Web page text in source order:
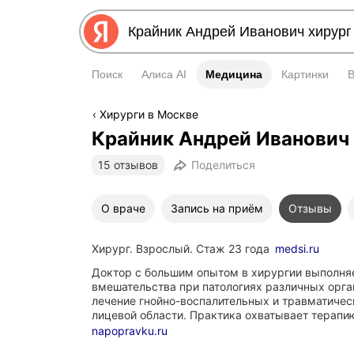
Поиск Алиса AI Медицина
Медицина Картинки
Хирурги в Москве
Крайник Андрей Иванович
15 отзывов Поделиться
О враче Запись на приём Отзывы
Хирург. Взрослый. Стаж 23 года medsi.ru
Доктор с большим опытом в хирургии
вмешательства при патологиях различных
лечение гнойно-воспалительных и
лицевой области. Практика охватывает
napopravku.ru